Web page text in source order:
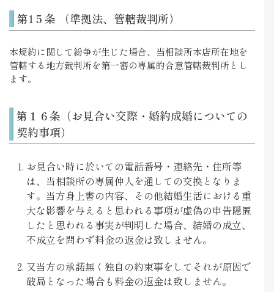
第1５条 （準拠法、管轄裁判所）
本規約に関して紛争が生じた場合、当相談所本店所在地を
管轄する地方裁判所を第一審の専属的合意管轄裁判所とし
ます。
第１６条（お見合い交際・婚約成婚についての
契約事項）
お見合い時に於いての電話番号・連絡先・住所等
は、当相談所の専属仲人を通しての交換となりま
す。当方身上書の内容、その他結婚生活における重
大な影響を与えると思われる事項が虚偽の申告隠匿
したと思われる事実が判明した場合、結婚の成立、
不成立を問わず料金の返金は致しません。
又当方の承諾無く独自の約束事をしてそれが原因で
破局となった場合も料金の返金は致しません。